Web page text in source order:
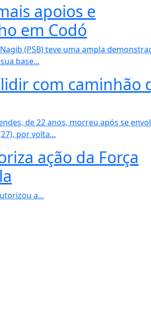
apoios e
em Codó
(PSB) teve uma ampla
base...
com caminhão
de 22 anos, morreu após se
por volta...
ação da Força
a...